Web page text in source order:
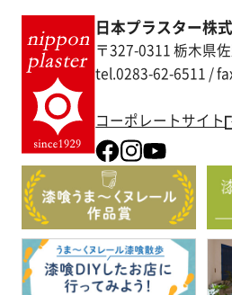
日本プラスター株
〒327-0311 栃木県
tel.0283-62-6511 /
コーポレートサイト